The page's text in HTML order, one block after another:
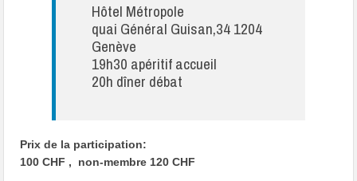
Hôtel Métropole
quai Général Guisan,34 1204
Genève
19h30 apéritif accueil
20h dîner débat
Prix de la participation:
100 CHF , non-membre 120 CHF